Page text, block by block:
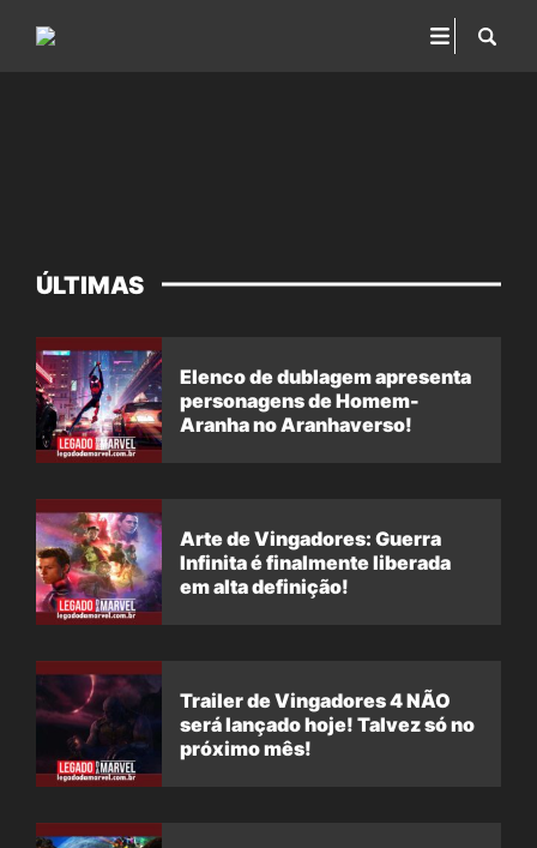
ÚLTIMAS
Elenco de dublagem apresenta
personagens de Homem-
Aranha no Aranhaverso!
Arte de Vingadores: Guerra
Infinita é finalmente liberada
em alta definição!
Trailer de Vingadores 4 NÃO
será lançado hoje! Talvez só no
próximo mês!